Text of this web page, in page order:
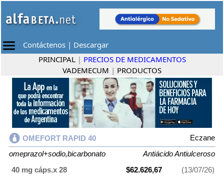
Contáctenos | Descargar
PRINCIPAL | PRECIOS DE MEDICAMENTOS
VADEMECUM | PRODUCTOS
OMEFORT RAPID 40
Eczane
omeprazol+sodio,bicarbonato
Antiácido Antiulceroso
40 mg cáps.x 28
$62.626,67 (13/07/26)